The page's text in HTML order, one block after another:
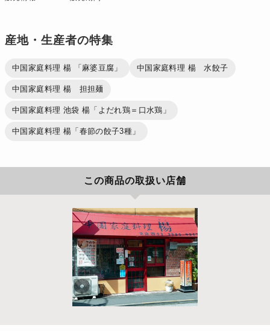
産地・生産者の特集
中国家庭料理 楊 「麻婆豆腐」 中国家庭料理 楊 水餃子
中国家庭料理 楊 担担麺
中国家庭料理 池袋 楊「よだれ鶏＝口水鶏」
中国家庭料理 楊「春節の餃子3種」
この商品の取扱い店舗